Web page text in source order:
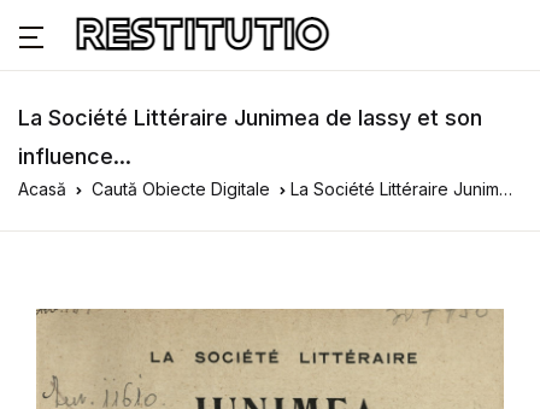
La Société Littéraire Junimea de Iassy et son
influence...
Acasă Caută Obiecte Digitale La Société Littéraire Junimea de Iassy et son influence...